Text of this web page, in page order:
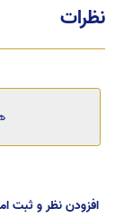
نظرات
افزودن نظر و ثبت